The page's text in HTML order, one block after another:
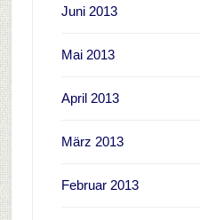
Juni 2013
Mai 2013
April 2013
März 2013
Februar 2013